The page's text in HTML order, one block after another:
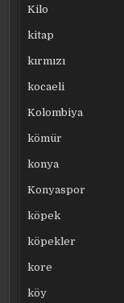
Kilo
kitap
kırmızı
kocaeli
Kolombiya
kömür
konya
Konyaspor
köpek
köpekler
kore
köy